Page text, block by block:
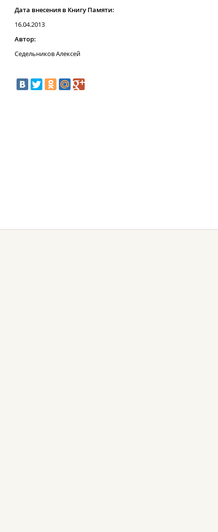
Дата внесения в Книгу Памяти:
16.04.2013
Автор:
Седельников Алексей